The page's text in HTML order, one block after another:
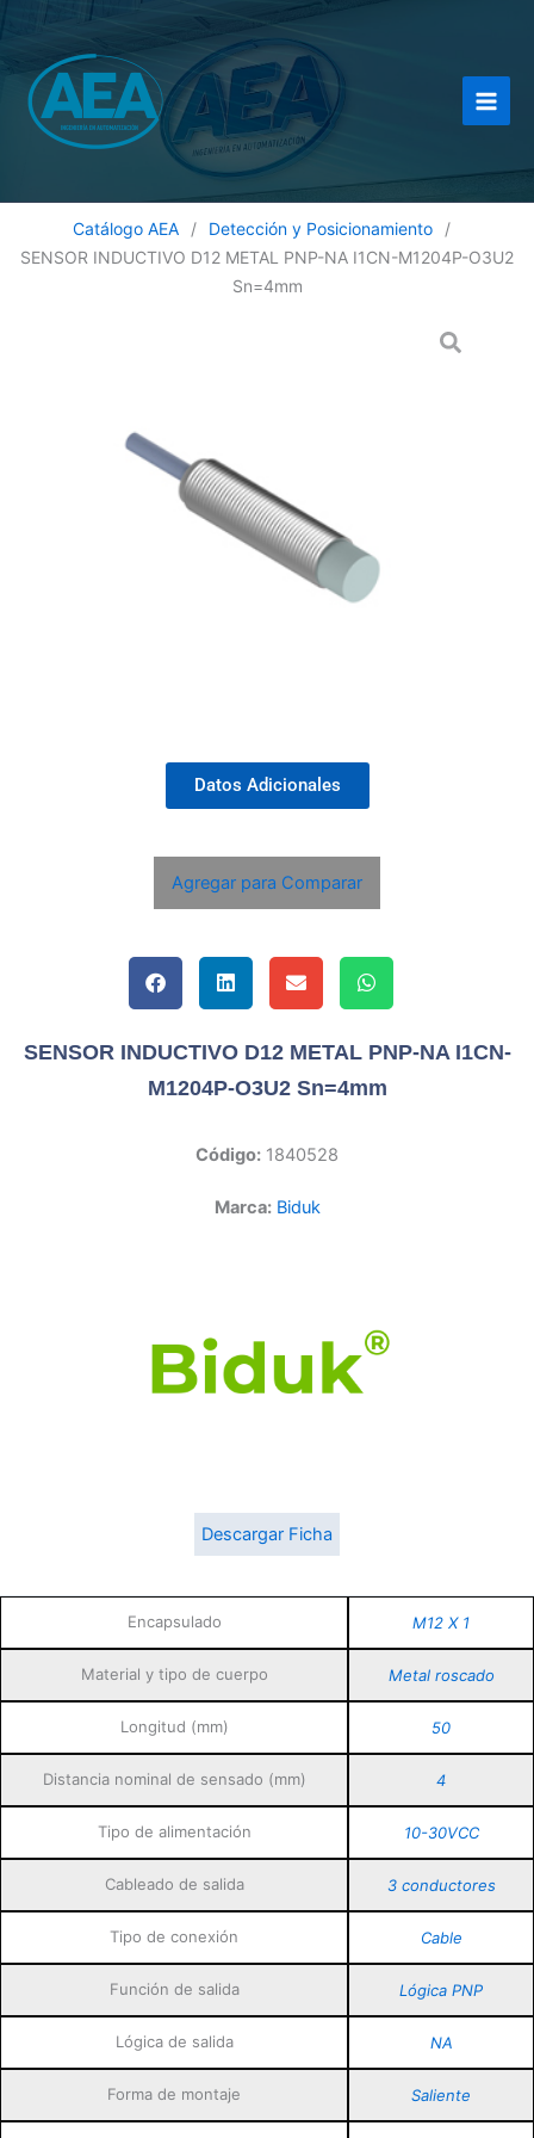
al
contenido
Catálogo AEA / Detección y Posicionamiento
/
SENSOR INDUCTIVO D12 METAL PNP-NA I1CN-M1204P-O3U2
Sn=4mm
Datos Adicionales
Agregar para Comparar
SENSOR INDUCTIVO D12 METAL PNP-NA I1CN-
M1204P-O3U2 Sn=4mm
Código: 1840528
Marca: Biduk
Descargar Ficha
Encapsulado M12 X 1
Material y tipo de cuerpo Metal roscado
Longitud (mm) 50
Distancia nominal de sensado (mm) 4
Tipo de alimentación 10-30VCC
Cableado de salida 3 conductores
Tipo de conexión Cable
Función de salida Lógica PNP
Lógica de salida NA
Forma de montaje Saliente